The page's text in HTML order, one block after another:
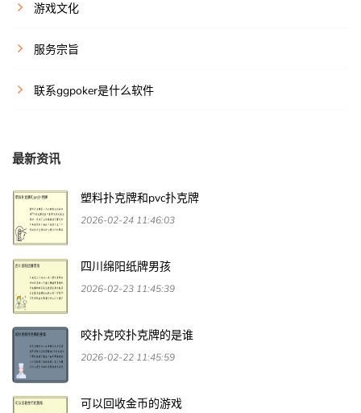
游戏文化
服务宗旨
联系ggpoker是什么软件
最新资讯
塑料扑克牌和pvc扑克牌
2026-02-24 11:46:03
四川绵阳纸牌男孩
2026-02-23 11:45:39
咬扑克咬扑克牌的是谁
2026-02-22 11:45:59
可以回收金币的游戏